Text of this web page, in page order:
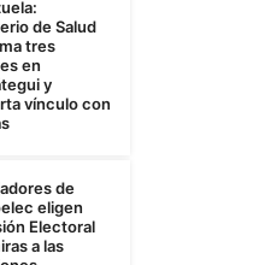
de Salud
tres
en
y
vínculo con
de
eligen
Electoral
a las